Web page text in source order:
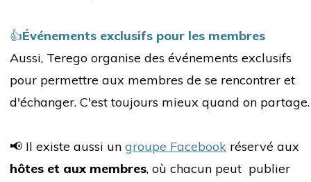
👍Événements exclusifs pour les membres
Aussi, Terego organise des événements exclusifs
pour permettre aux membres de se rencontrer et
d'échanger. C'est toujours mieux quand on partage.
📢 Il existe aussi un groupe Facebook réservé aux
hôtes et aux membres, où chacun peut publier